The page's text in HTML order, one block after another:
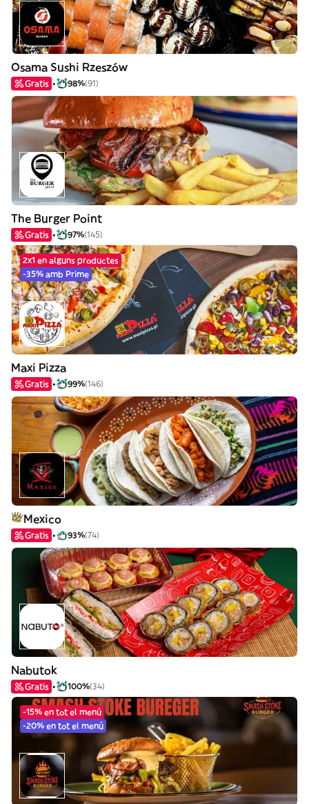
Osama Sushi Rzeszów
Gratis 98%(91)
The Burger Point
Gratis 97%(145)
2x1 en alguns productes
-35% amb Prime
Maxi Pizza
Gratis 99%(146)
Mexico
Gratis 93%(74)
Nabutok
Gratis 100%(34)
-15% en tot el menú
-20% en tot el menú